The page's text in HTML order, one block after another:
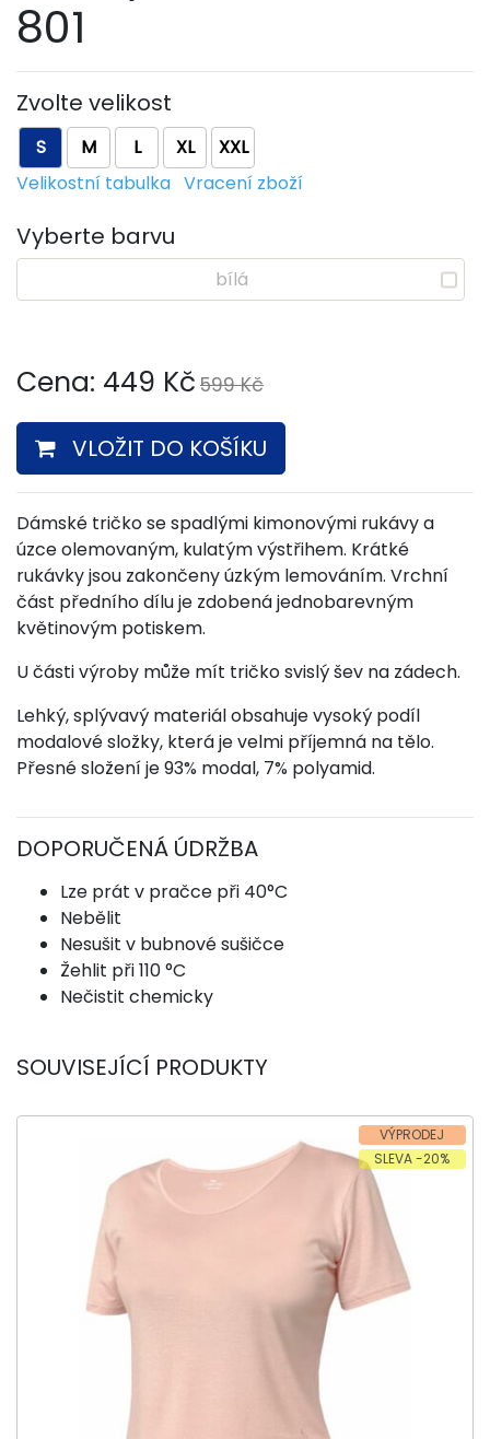
801
Zvolte velikost
S M L XL
XXL
Velikostní tabulka Vracení zboží
Vyberte barvu
bílá
Cena: 449 Kč 599 Kč
VLOŽIT DO KOŠÍKU
Dámské tričko se spadlými kimonovými rukávy a
úzce olemovaným, kulatým výstřihem. Krátké
rukávky jsou zakončeny úzkým lemováním. Vrchní
část předního dílu je zdobená jednobarevným
květinovým potiskem.
U části výroby může mít tričko svislý šev na zádech.
Lehký, splývavý materiál obsahuje vysoký podíl
modalové složky, která je velmi příjemná na tělo.
Přesné složení je 93% modal, 7% polyamid.
DOPORUČENÁ ÚDRŽBA
Lze prát v pračce při 40°C
Nebělit
Nesušit v bubnové sušičce
Žehlit při 110 °C
Nečistit chemicky
SOUVISEJÍCÍ PRODUKTY
VÝPRODEJ
SLEVA -20%